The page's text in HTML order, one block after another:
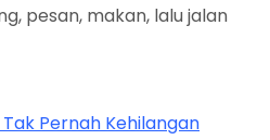
pesan, makan, lalu jalan
Pernah Kehilangan